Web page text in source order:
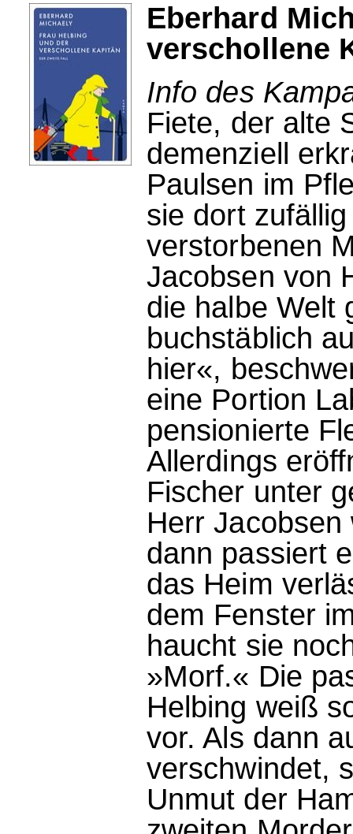
Eberhard
verschollene
Info des
Fiete, der alte
demenziell
Paulsen im
sie dort
verstorbenen
Jacobsen von
die halbe Welt
buchstäblich
hier«,
eine Portion
pensionierte
Allerdings
Fischer unter
Herr
dann passiert
das Heim
dem Fenster
haucht sie
»Morf.« Die
Helbing weiß
vor. Als dann
verschwindet,
Unmut der